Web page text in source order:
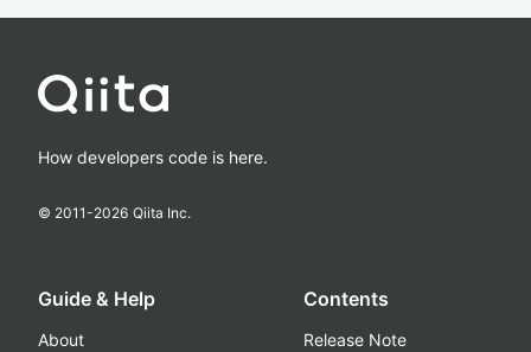
How developers code is here.
© 2011-2026 Qiita Inc.
Guide & Help
About
Contents
Release Note